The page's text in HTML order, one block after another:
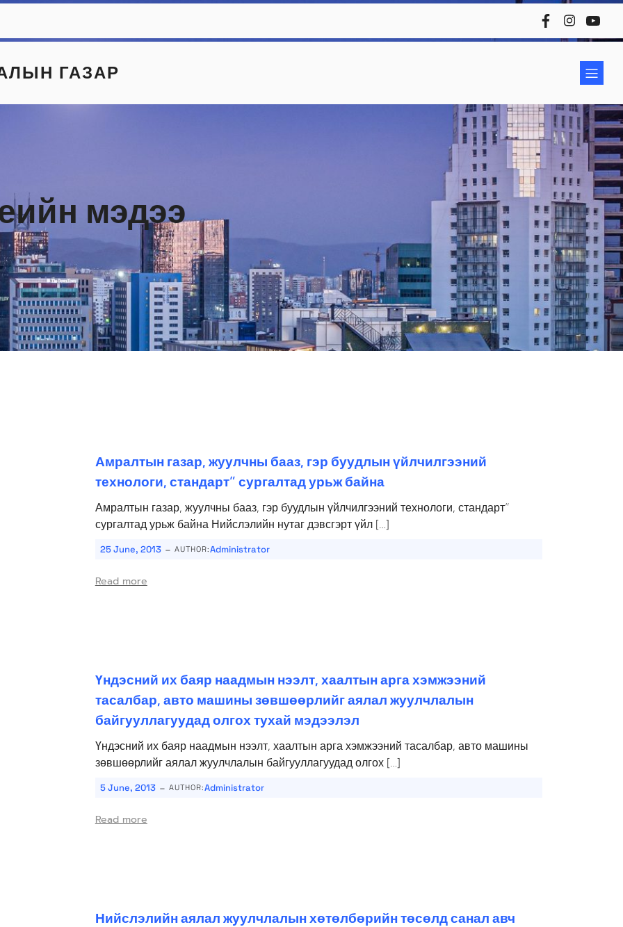
ГАЗАР
мэдээ
Амралтын газар, жуулчны бааз, гэр буудлын үйлчилгээний
технологи, стандарт” сургалтад урьж байна
Амралтын газар, жуулчны бааз, гэр буудлын үйлчилгээний технологи, стандарт”
сургалтад урьж байна Нийслэлийн нутаг дэвсгэрт үйл […]
25 June, 2013 - AUTHOR:Administrator
Read more
Үндэсний их баяр наадмын нээлт, хаалтын арга хэмжээний
тасалбар, авто машины зөвшөөрлийг аялал жуулчлалын
байгууллагуудад олгох тухай мэдээлэл
Үндэсний их баяр наадмын нээлт, хаалтын арга хэмжээний тасалбар, авто машины
зөвшөөрлийг аялал жуулчлалын байгууллагуудад олгох […]
5 June, 2013 - AUTHOR:Administrator
Read more
Нийслэлийн аялал жуулчлалын хөтөлбөрийн төсөлд санал авч